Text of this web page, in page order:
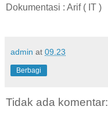
Dokumentasi : Arif ( IT )
admin at 09.23
Berbagi
Tidak ada komentar: